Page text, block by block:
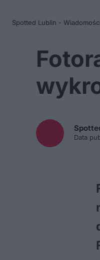
Spotted Lublin -
Data